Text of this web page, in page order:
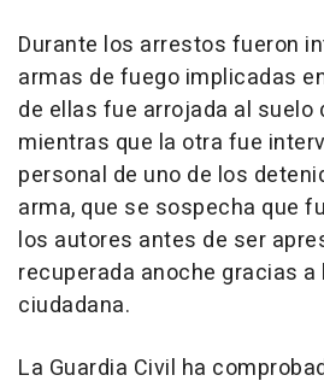
Durante los arrestos fueron
armas de fuego implicadas
de ellas fue arrojada al suelo
mientras que la otra fue
personal de uno de los
arma, que se sospecha que
los autores antes de ser
recuperada anoche gracias
ciudadana.
La Guardia Civil ha